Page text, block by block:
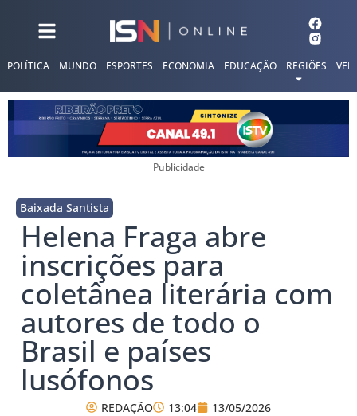
POLÍTICA MUNDO ESPORTES ECONOMIA EDUCAÇÃO REGIÕES
Publicidade
Baixada Santista
Helena Fraga abre
inscrições para
coletânea literária com
autores de todo o
Brasil e países
lusófonos
REDAÇÃO 13:04 13/05/2026